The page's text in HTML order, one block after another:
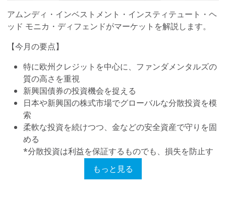
Video
アムンディ・インベストメント・インスティテュート・ヘ
ッド モニカ・ディフェンドがマーケットを解説します。
【今月の要点】
特に欧州クレジットを中心に、ファンダメンタルズの
質の高さを重視
新興国債券の投資機会を捉える
日本や新興国の株式市場でグローバルな分散投資を模
索
柔軟な投資を続けつつ、金などの安全資産で守りを固
める
*分散投資は利益を保証するものでも、損失を防止す
るものでもありません。もっと見る